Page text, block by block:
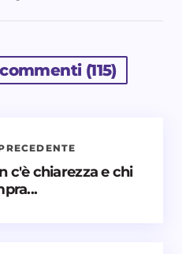
(115)
aggiunti nuovi
c'è chiarezza e chi